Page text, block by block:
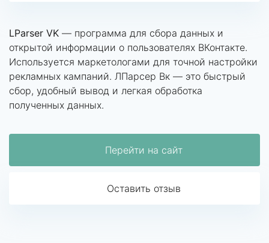
LParser VK — программа для сбора данных и
открытой информации о пользователях ВКонтакте.
Используется маркетологами для точной настройки
рекламных кампаний. ЛПарсер Вк — это быстрый
сбор, удобный вывод и легкая обработка
полученных данных.
Перейти на сайт
Оставить отзыв